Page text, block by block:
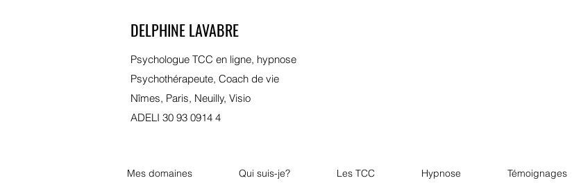
DELPHINE LAVABRE
Psychologue TCC en ligne, hypnose
Psychothérapeute, Coach de vie
Nîmes, Paris, Neuilly, Visio
ADELI 30 93 0914 4
Mes domaines Qui suis-je? Les TCC Hypnose Témoignages